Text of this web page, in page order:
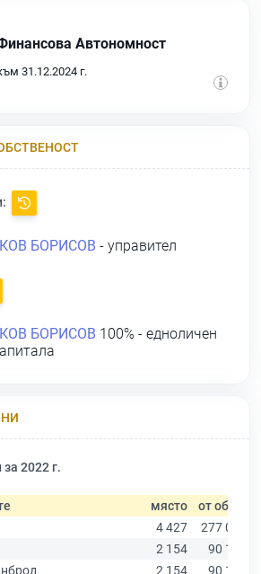
Автономност
31.12.2024 г.
БОРИСОВ - управител
БОРИСОВ 100% - едноличен
2022 г.
място от общо
4 427
277 019
2 154
90 178
2 154
90 178